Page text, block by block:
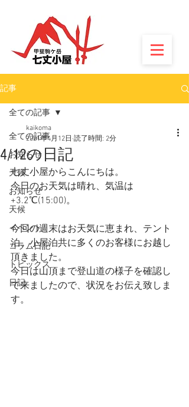
記事
全ての記事
お知らせ
天候
お知らせ
天候
イベント
コラム日記
トピックス
日記
全ての記事
4/12の日記
kaikoma
2021年4月12日 読了時間: 2分
七丈小屋からこんにちは。
今日のお天気は晴れ、気温は
+3.2℃(15:00)。
今回の週末はお天気に恵まれ、テント
泊、小屋泊共に多くのお客様にお越し
頂きました。
今日は山頂まで登山道の様子を確認し
て来ましたので、状況をお伝え致しま
す。